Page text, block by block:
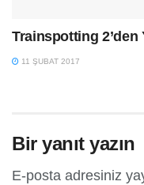
Trainspotting
11 ŞUBAT 2017
Bir yanıt yazın
E-posta adresiniz